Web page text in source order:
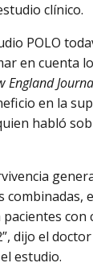
clínico.
POLO
en cuenta
England
en la
habló
con
dijo el
estudio.